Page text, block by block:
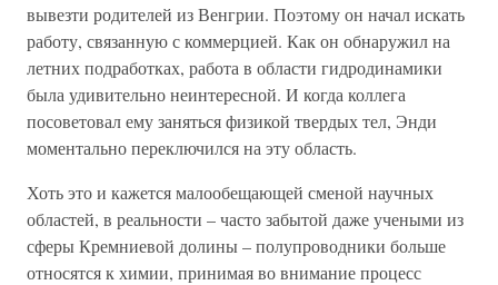
вывезти родителей из Венгрии. Поэтому он начал искать
работу, связанную с коммерцией. Как он обнаружил на
летних подработках, работа в области гидродинамики
была удивительно неинтересной. И когда коллега
посоветовал ему заняться физикой твердых тел, Энди
моментально переключился на эту область.
Хоть это и кажется малообещающей сменой научных
областей, в реальности – часто забытой даже учеными из
сферы Кремниевой долины – полупроводники больше
относятся к химии, принимая во внимание процесс